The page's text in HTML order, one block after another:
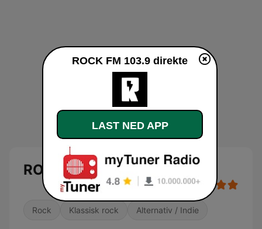
ROCK FM 103.9
Rock Klassisk rock Alternativ / Indie
ROCK FM 103.9 direkte
LAST NED APP